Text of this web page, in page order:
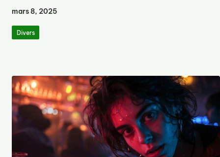
mars 8, 2025
Divers